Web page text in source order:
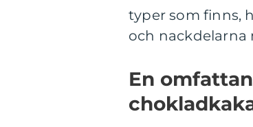
typer som finns,
och nackdelarna
En